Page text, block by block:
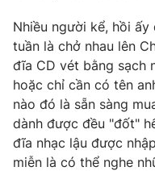
Photo
Video
VTV Money
Nhiều người kể, hồi
tuần là chở nhau lên
đĩa CD vét bằng sạch
hoặc chỉ cần có tên
nào đó là sẵn sàng
dành được đều "đốt"
đĩa nhạc lậu được
miễn là có thể nghe